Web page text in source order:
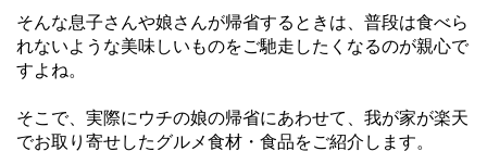
そんな息子さんや娘さんが帰省するときは、普段は食べら
れないような美味しいものをご馳走したくなるのが親心で
すよね。
そこで、実際にウチの娘の帰省にあわせて、我が家が楽天
でお取り寄せしたグルメ食材・食品をご紹介します。